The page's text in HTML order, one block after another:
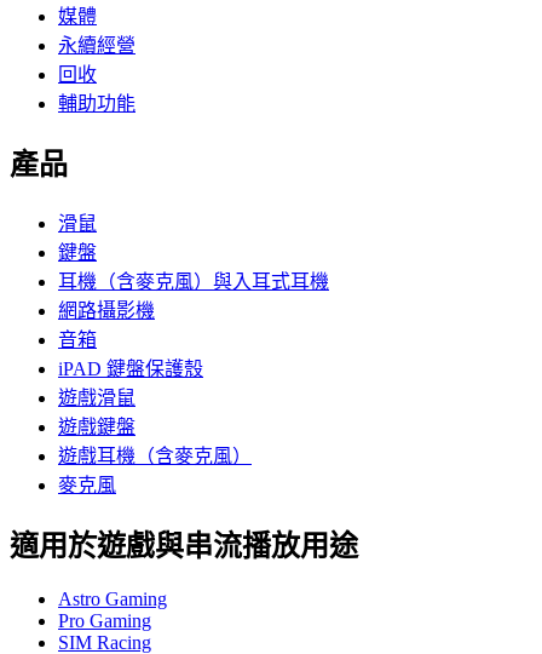
媒體
永續經營
回收
輔助功能
產品
滑鼠
鍵盤
耳機（含麥克風）與入耳式耳機
網路攝影機
音箱
iPAD 鍵盤保護殼
遊戲滑鼠
遊戲鍵盤
遊戲耳機（含麥克風）
麥克風
適用於遊戲與串流播放用途
Astro Gaming
Pro Gaming
SIM Racing